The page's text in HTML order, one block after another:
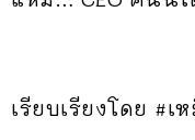
เรียบเรียงโดย #เ